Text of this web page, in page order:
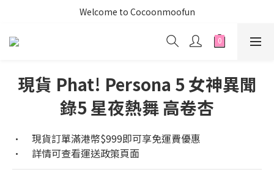
Welcome to Cocoonmoofun
現貨 Phat! Persona 5 女神異聞
錄5 星夜熱舞 高卷杏
•	現貨訂單滿港幣$999即可享免運費優惠
•	詳情可查看運送政策頁面